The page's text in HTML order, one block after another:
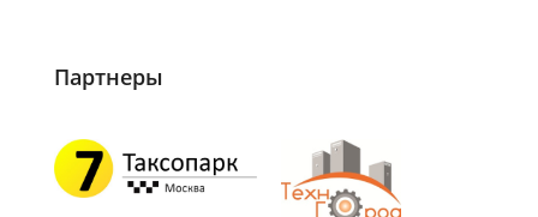
Партнеры